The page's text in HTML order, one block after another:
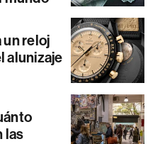
un reloj
alunizaje
las